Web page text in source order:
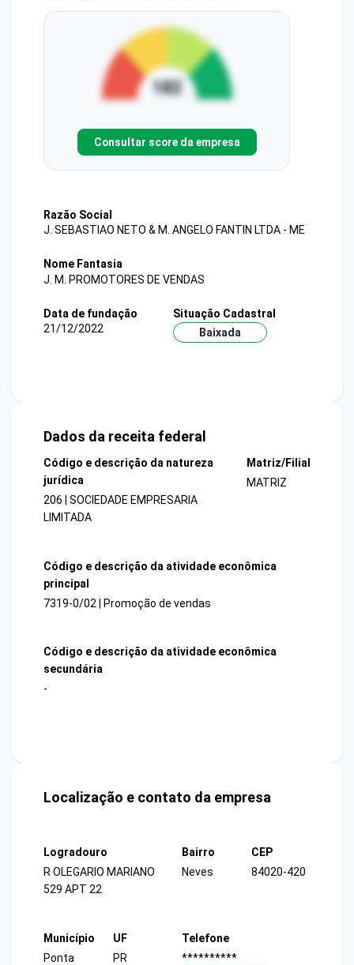
Consultar score da empresa
Razão Social
J. SEBASTIAO NETO & M. ANGELO FANTIN LTDA - ME
Nome Fantasia
J. M. PROMOTORES DE VENDAS
Data de fundação
21/12/2022
Situação Cadastral
Baixada
Dados da receita federal
Código e descrição da natureza
jurídica
206 | SOCIEDADE EMPRESARIA
LIMITADA
Matriz/Filial
MATRIZ
Código e descrição da atividade econômica
principal
7319-0/02 | Promoção de vendas
Código e descrição da atividade econômica
secundária
-
Localização e contato da empresa
Logradouro
R OLEGARIO MARIANO
529 APT 22
Bairro
Neves
CEP
84020-420
Município
Ponta
UF
PR
Telefone
**********